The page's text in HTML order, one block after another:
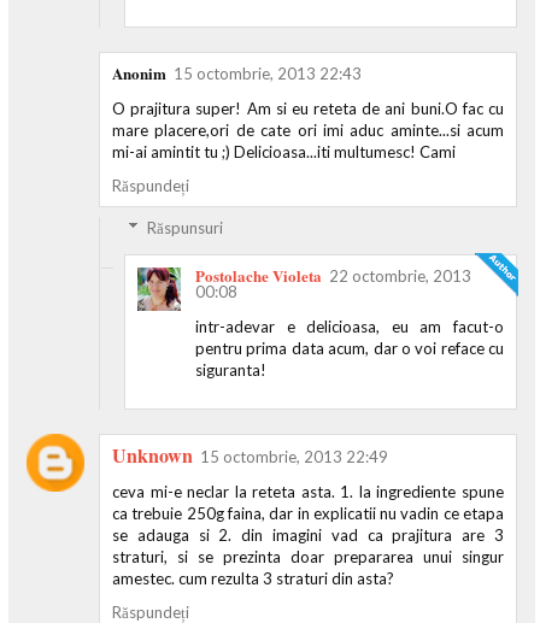
Anonim 15 octombrie, 2013 22:43
O prajitura super! Am si eu reteta de ani buni.O fac cu
mare placere,ori de cate ori imi aduc aminte...si acum
mi-ai amintit tu ;) Delicioasa...iti multumesc! Cami
Răspundeți
Răspunsuri
Postolache Violeta 22 octombrie, 2013
00:08
intr-adevar e delicioasa, eu am facut-o
pentru prima data acum, dar o voi reface cu
siguranta!
Unknown 15 octombrie, 2013 22:49
ceva mi-e neclar la reteta asta. 1. la ingrediente spune
ca trebuie 250g faina, dar in explicatii nu vadin ce etapa
se adauga si 2. din imagini vad ca prajitura are 3
straturi, si se prezinta doar prepararea unui singur
amestec. cum rezulta 3 straturi din asta?
Răspundeți